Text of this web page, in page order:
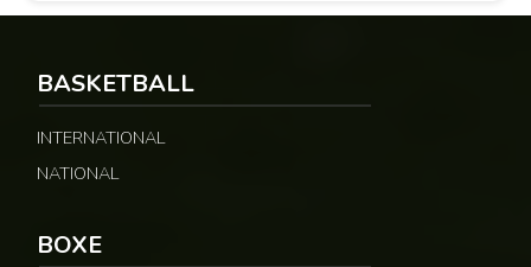
BASKETBALL
INTERNATIONAL
NATIONAL
BOXE